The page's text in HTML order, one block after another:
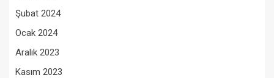
Şubat 2024
Ocak 2024
Aralık 2023
Kasım 2023